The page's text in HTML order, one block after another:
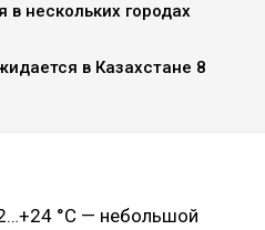
нескольких городах
в Казахстане 8
°C — небольшой